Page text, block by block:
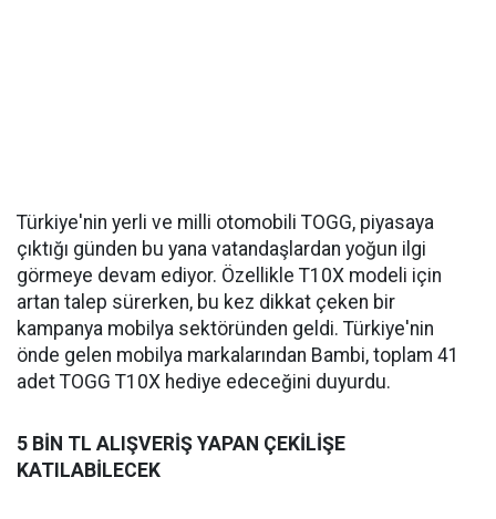
Türkiye'nin yerli ve milli otomobili TOGG, piyasaya
çıktığı günden bu yana vatandaşlardan yoğun ilgi
görmeye devam ediyor. Özellikle T10X modeli için
artan talep sürerken, bu kez dikkat çeken bir
kampanya mobilya sektöründen geldi. Türkiye'nin
önde gelen mobilya markalarından Bambi, toplam 41
adet TOGG T10X hediye edeceğini duyurdu.
5 BİN TL ALIŞVERİŞ YAPAN ÇEKİLİŞE
KATILABİLECEK